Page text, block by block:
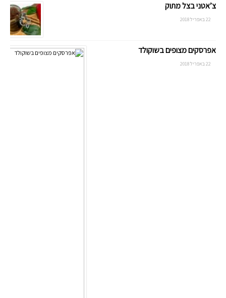
צ’אטני בצל מתוק
22 באפריל 2018
אפרסקים מצופים בשוקולד
22 באפריל 2018